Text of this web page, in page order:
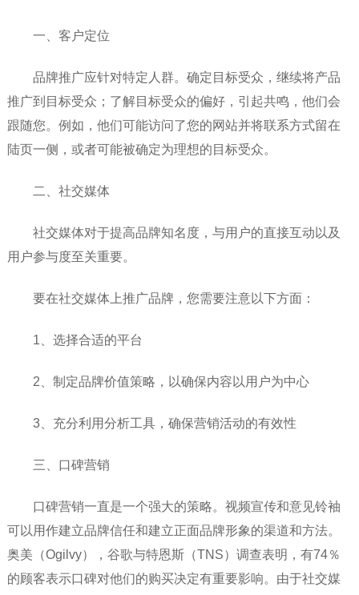
一、客户定位
品牌推广应针对特定人群。确定目标受众，继续将产品
推广到目标受众；了解目标受众的偏好，引起共鸣，他们会
跟随您。例如，他们可能访问了您的网站并将联系方式留在
陆页一侧，或者可能被确定为理想的目标受众。
二、社交媒体
社交媒体对于提高品牌知名度，与用户的直接互动以及
用户参与度至关重要。
要在社交媒体上推广品牌，您需要注意以下方面：
1、选择合适的平台
2、制定品牌价值策略，以确保内容以用户为中心
3、充分利用分析工具，确保营销活动的有效性
三、口碑营销
口碑营销一直是一个强大的策略。视频宣传和意见铃袖
可以用作建立品牌信任和建立正面品牌形象的渠道和方法。
奥美（Ogilvy），谷歌与特恩斯（TNS）调查表明，有74％
的顾客表示口碑对他们的购买决定有重要影响。由于社交媒